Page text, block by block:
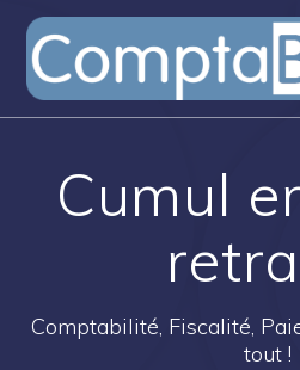
au
Cumul
Comptabilité, Fiscalité,
tout !